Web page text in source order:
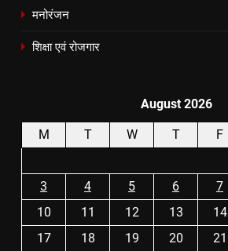
मनोरंजन
शिक्षा एवं रोजगार
August 2026
M T W T F
3
4 5 6 7
10
11 12 13 14
17
18 19 20 21